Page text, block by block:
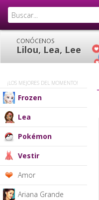
CONÓCENOS
Lilou, Lea, Lee
¡LOS MEJORES DEL MOMENTO!
Frozen
Lea
Pokémon
Vestir
Amor
Ariana Grande